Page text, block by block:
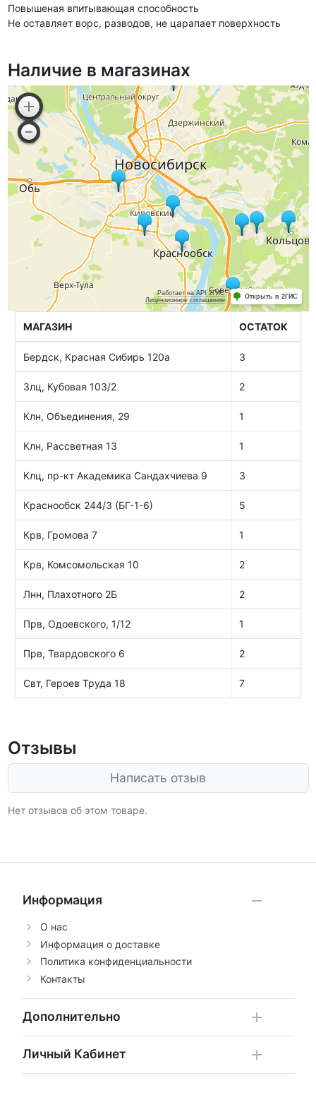
Повышеная впитывающая способность
Не оставляет ворс, разводов, не царапает поверхность
Наличие в магазинах
МАГАЗИН ОСТАТОК
Бердск, Красная Сибирь 120а 3
Злц, Кубовая 103/2 2
Клн, Объединения, 29 1
Клн, Рассветная 13 1
Клц, пр-кт Академика Сандахчиева 9 3
Краснообск 244/3 (БГ-1-6) 5
Крв, Громова 7 1
Крв, Комсомольская 10 2
Лнн, Плахотного 2Б 2
Прв, Одоевского, 1/12 1
Прв, Твардовского 6 2
Свт, Героев Труда 18 7
Отзывы
Написать отзыв
Нет отзывов об этом товаре.
Информация
О нас
Информация о доставке
Политика конфиденциальности
Контакты
Дополнительно
Личный Кабинет